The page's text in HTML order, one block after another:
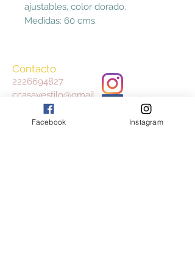
ajustables, color dorado.
Medidas: 60 cms.
Contacto
2226694827
ccasayestilo@gmail.
Facebook Instagram